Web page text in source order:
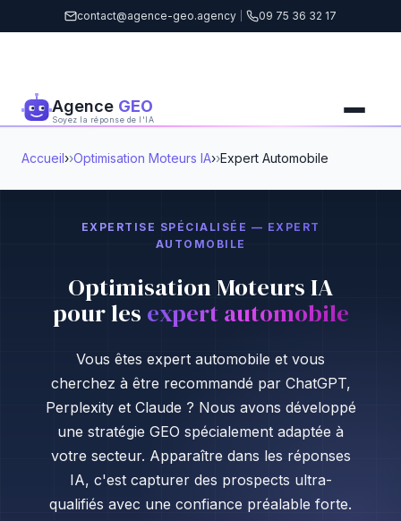
contact@agence-geo.agency 09 75 36 32 17
Agence GEO
Soyez la réponse de l'IA
Accueil› Optimisation Moteurs IA› Expert Automobile
EXPERTISE SPÉCIALISÉE — EXPERT
AUTOMOBILE
Optimisation Moteurs IA
pour les expert automobile
Vous êtes expert automobile et vous
cherchez à être recommandé par ChatGPT,
Perplexity et Claude ? Nous avons développé
une stratégie GEO spécialement adaptée à
votre secteur. Apparaître dans les réponses
IA, c'est capturer des prospects ultra-
qualifiés avec une confiance préalable forte.